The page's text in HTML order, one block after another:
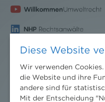
Diese Website
Wir verwenden
die Website und ihre
andere sind für
Mit der Entscheidung